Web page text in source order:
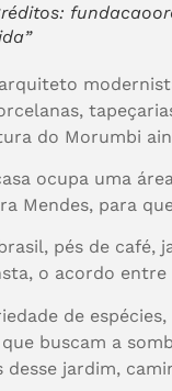
do Morumbi
ocupa uma
Mendes, para
pés de café,
o acordo entre
de
buscam a
desse jardim,